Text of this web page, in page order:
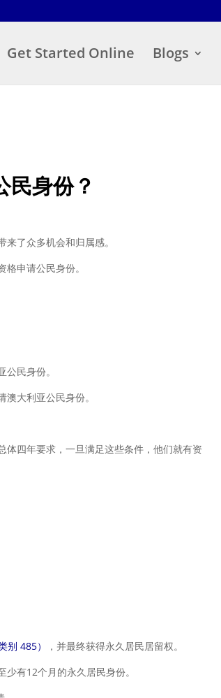
Get Started Online Blogs
民身份？
了众多机会和归属感。
申请公民身份。
民身份。
大利亚公民身份。
四年要求，一旦满足这些条件，他们就有资
别 485）
，并最终获得永久居民居留权。
有12个月的永久居民身份。